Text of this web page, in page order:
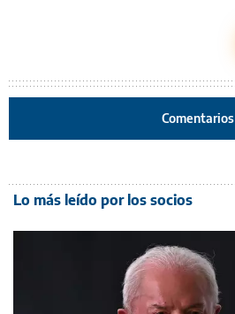
Comentarios
Lo más leído por los socios